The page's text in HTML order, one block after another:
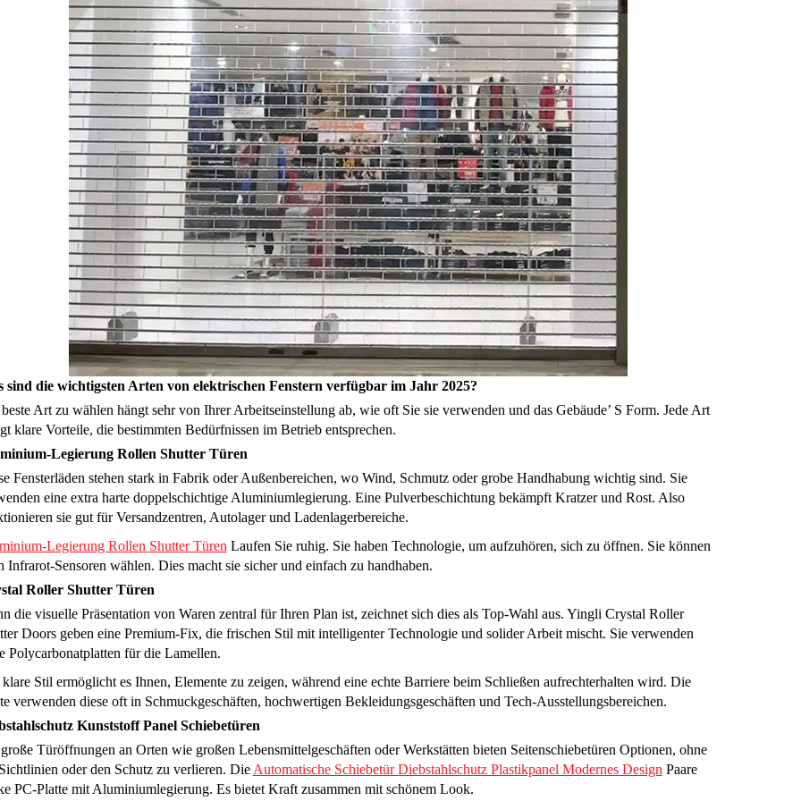
sind die wichtigsten Arten von elektrischen Fenstern verfügbar im Jahr 2025?
Art zu wählen hängt sehr von Ihrer Arbeitseinstellung ab, wie oft Sie sie verwenden und das Gebäude’ S Form. Jede Art
klare Vorteile, die bestimmten Bedürfnissen im Betrieb entsprechen.
Legierung Rollen Shutter Türen
Fensterläden stehen stark in Fabrik oder Außenbereichen, wo Wind, Schmutz oder grobe Handhabung wichtig sind. Sie
eine extra harte doppelschichtige Aluminiumlegierung. Eine Pulverbeschichtung bekämpft Kratzer und Rost. Also
sie gut für Versandzentren, Autolager und Ladenlagerbereiche.
Legierung Rollen Shutter Türen Laufen Sie ruhig. Sie haben Technologie, um aufzuhören, sich zu öffnen. Sie können
Infrarot-Sensoren wählen. Dies macht sie sicher und einfach zu handhaben.
Roller Shutter Türen
die visuelle Präsentation von Waren zentral für Ihren Plan ist, zeichnet sich dies als Top-Wahl aus. Yingli Crystal Roller
Doors geben eine Premium-Fix, die frischen Stil mit intelligenter Technologie und solider Arbeit mischt. Sie verwenden
Polycarbonatplatten für die Lamellen.
Stil ermöglicht es Ihnen, Elemente zu zeigen, während eine echte Barriere beim Schließen aufrechterhalten wird. Die
verwenden diese oft in Schmuckgeschäften, hochwertigen Bekleidungsgeschäften und Tech-Ausstellungsbereichen.
Kunststoff Panel Schiebetüren
Türöffnungen an Orten wie großen Lebensmittelgeschäften oder Werkstätten bieten Seitenschiebetüren Optionen, ohne
oder den Schutz zu verlieren. Die Automatische Schiebetür Diebstahlschutz Plastikpanel Modernes Design Paare
PC-Platte mit Aluminiumlegierung. Es bietet Kraft zusammen mit schönem Look.